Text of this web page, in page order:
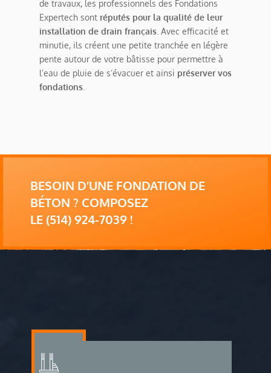
de travaux, les professionnels des Fondations
Expertech sont réputés pour la qualité de leur
installation de drain français. Avec efficacité et
minutie, ils créent une petite tranchée en légère
pente autour de votre bâtisse pour permettre à
l’eau de pluie de s’évacuer et ainsi préserver vos
fondations.
BESOIN D’UNE FONDATION DE
BÉTON ? COMPOSEZ
LE (514) 924-7039 !